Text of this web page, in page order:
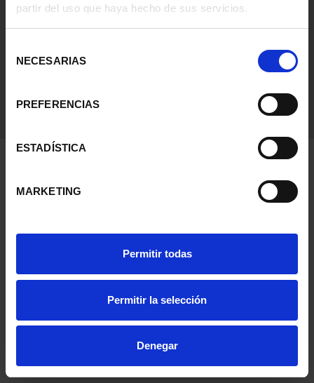
partir del uso que haya hecho de sus servicios.
NECESARIAS
PREFERENCIAS
ESTADÍSTICA
MARKETING
Permitir todas
Permitir la selección
Denegar